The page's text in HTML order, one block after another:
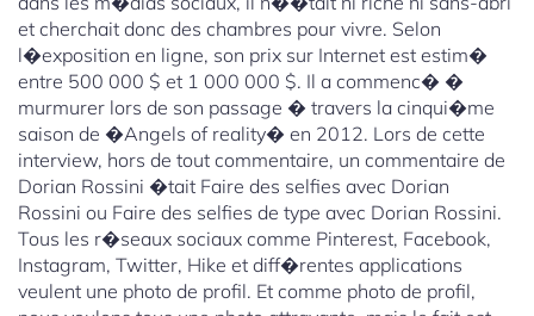
et cherchait donc des chambres pour vivre. Selon
l�exposition en ligne, son prix sur Internet est estim�
entre 500 000 $ et 1 000 000 $. Il a commenc� �
murmurer lors de son passage � travers la cinqui�me
saison de �Angels of reality� en 2012. Lors de cette
interview, hors de tout commentaire, un commentaire de
Dorian Rossini �tait Faire des selfies avec Dorian
Rossini ou Faire des selfies de type avec Dorian Rossini.
Tous les r�seaux sociaux comme Pinterest, Facebook,
Instagram, Twitter, Hike et diff�rentes applications
veulent une photo de profil. Et comme photo de profil,